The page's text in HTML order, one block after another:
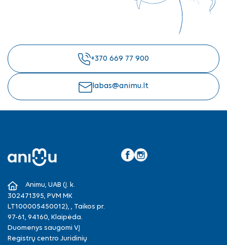
+370 669 77 900
labas@animu.lt
Animu, UAB (Į. k.
302471395, PVM MK
LT100005450012), , Taikos pr.
97-61, 94160, Klaipėda.
Duomenys saugomi VĮ
Registrų centro Juridinių